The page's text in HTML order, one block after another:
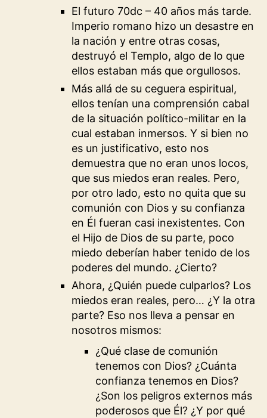
El futuro 70dc – 40 años más tarde.
Imperio romano hizo un desastre en
la nación y entre otras cosas,
destruyó el Templo, algo de lo que
ellos estaban más que orgullosos.
Más allá de su ceguera espiritual,
ellos tenían una comprensión cabal
de la situación político-militar en la
cual estaban inmersos. Y si bien no
es un justificativo, esto nos
demuestra que no eran unos locos,
que sus miedos eran reales. Pero,
por otro lado, esto no quita que su
comunión con Dios y su confianza
en Él fueran casi inexistentes. Con
el Hijo de Dios de su parte, poco
miedo deberían haber tenido de los
poderes del mundo. ¿Cierto?
Ahora, ¿Quién puede culparlos? Los
miedos eran reales, pero… ¿Y la otra
parte? Eso nos lleva a pensar en
nosotros mismos:
¿Qué clase de comunión
tenemos con Dios? ¿Cuánta
confianza tenemos en Dios?
¿Son los peligros externos más
poderosos que Él? ¿Y por qué